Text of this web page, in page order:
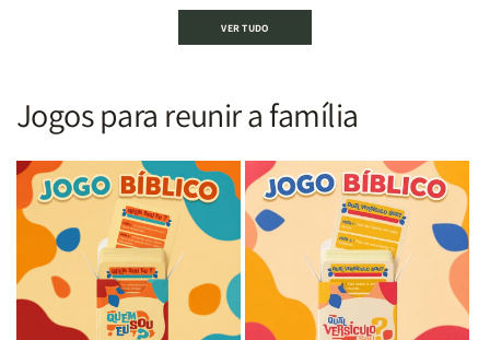
Almeida
Letra
Média
Full
Color
Brochura
Bíblia
Almeida
Letra
Média
&amp;
Full
Color
|
Brochura
|
Bíblia
PPM
|
|
Full
Color
Capa
Dura
Harpa
|
Full
Color
|
Capa
Dura
Harpa
VER TUDO
Jogos para reunir a família